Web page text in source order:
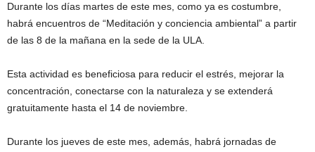
Durante los días martes de este mes, como ya es costumbre,
habrá encuentros de “Meditación y conciencia ambiental” a partir
de las 8 de la mañana en la sede de la ULA.
Esta actividad es beneficiosa para reducir el estrés, mejorar la
concentración, conectarse con la naturaleza y se extenderá
gratuitamente hasta el 14 de noviembre.
Durante los jueves de este mes, además, habrá jornadas de